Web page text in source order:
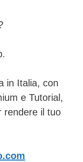
in Italia, con
e Tutorial,
rendere il tuo